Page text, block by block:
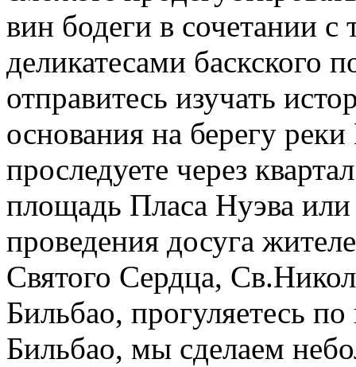
вин бодеги в сочетании
деликатесами баскского
отправитесь изучать
основания на берегу
проследуете через
площадь Пласа Нуэва
проведения досуга
Святого Сердца,
Бильбао, прогуляетесь
Бильбао, мы сделаем